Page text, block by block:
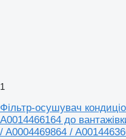
1
Фільтр-осушувач
A0014466164 до
/ A0004469864 /